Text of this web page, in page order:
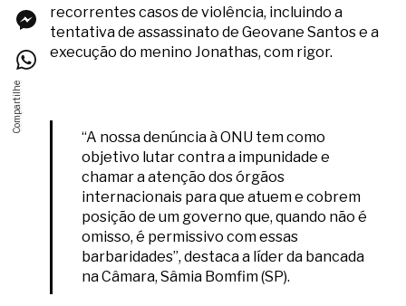
recorrentes casos de violência, incluindo a
tentativa de assassinato de Geovane Santos e a
execução do menino Jonathas, com rigor.
“A nossa denúncia à ONU tem como
objetivo lutar contra a impunidade e
chamar a atenção dos órgãos
internacionais para que atuem e cobrem
posição de um governo que, quando não é
omisso, é permissivo com essas
barbaridades”, destaca a líder da bancada
na Câmara, Sâmia Bomfim (SP).